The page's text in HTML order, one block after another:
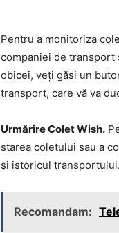
Pentru a monitoriza
companiei de transport
obicei, veți găsi un
transport, care vă va
Urmărire Colet Wish.
starea coletului sau a
și istoricul transportului.
Recomandam: